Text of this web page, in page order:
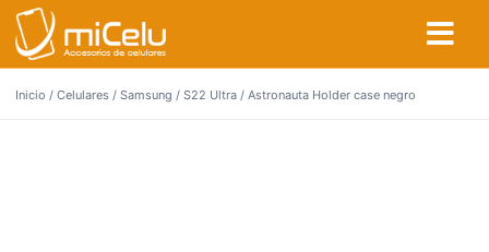
Inicio / Celulares / Samsung / S22 Ultra / Astronauta Holder case negro